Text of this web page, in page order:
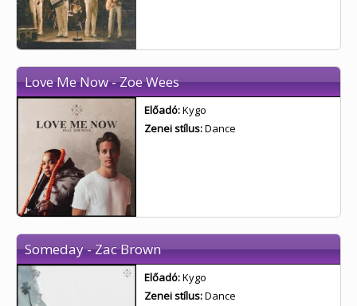
Love Me Now - Zoe Wees
Előadó:Kygo
Zenei stílus:Dance
Someday - Zac Brown
Előadó:Kygo
Zenei stílus:Dance